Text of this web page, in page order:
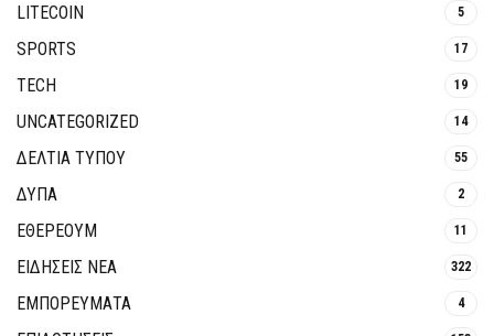
LITECOIN 5
SPORTS 17
TECH 19
UNCATEGORIZED 14
ΔΕΛΤΙΑ ΤΥΠΟΥ 55
ΔΥΠΑ 2
ΕΘΈΡΕΟΥΜ 11
ΕΙΔΗΣΕΙΣ ΝΕΑ 322
ΕΜΠΟΡΕΥΜΑΤΑ 4